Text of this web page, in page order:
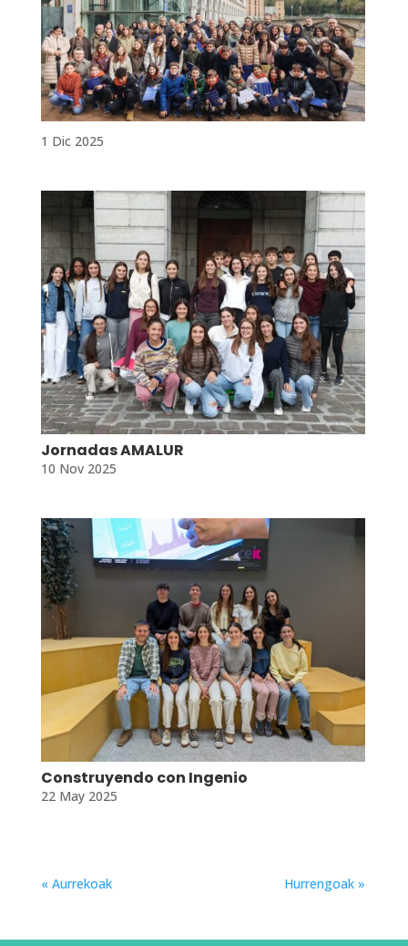
1 Dic 2025
Jornadas AMALUR
10 Nov 2025
Construyendo con Ingenio
22 May 2025
« Aurrekoak Hurrengoak »